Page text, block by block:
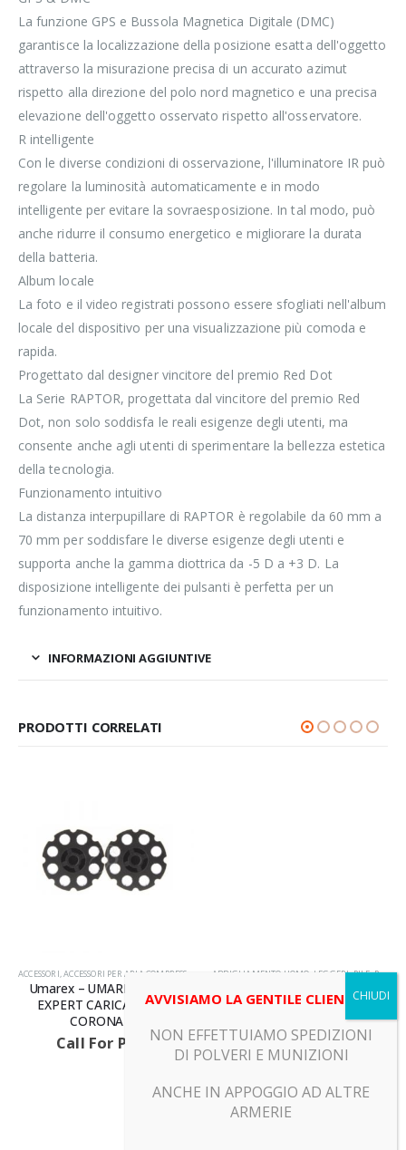
La funzione GPS e Bussola Magnetica Digitale (DMC)
garantisce la localizzazione della posizione esatta dell'oggetto
attraverso la misurazione precisa di un accurato azimut
rispetto alla direzione del polo nord magnetico e una precisa
elevazione dell'oggetto osservato rispetto all'osservatore.
R intelligente
Con le diverse condizioni di osservazione, l'illuminatore IR può
regolare la luminosità automaticamente e in modo
intelligente per evitare la sovraesposizione. In tal modo, può
anche ridurre il consumo energetico e migliorare la durata
della batteria.
Album locale
La foto e il video registrati possono essere sfogliati nell'album
locale del dispositivo per una visualizzazione più comoda e
rapida.
Progettato dal designer vincitore del premio Red Dot
La Serie RAPTOR, progettata dal vincitore del premio Red
Dot, non solo soddisfa le reali esigenze degli utenti, ma
consente anche agli utenti di sperimentare la bellezza estetica
della tecnologia.
Funzionamento intuitivo
La distanza interpupillare di RAPTOR è regolabile da 60 mm a
70 mm per soddisfare le diverse esigenze degli utenti e
supporta anche la gamma diottrica da -5 D a +3 D. La
disposizione intelligente dei pulsanti è perfetta per un
funzionamento intuitivo.
INFORMAZIONI AGGIUNTIVE
PRODOTTI CORRELATI
ACCESSORI,ACCESSORI PER ARIA COMPRESSA PRODOTTI
Umarex – UMAREX UX SPA
EXPERT CARICATORE A
CORONA 8C
Call For Price
ABBIGLIAMENTO UOMO LEGGERI,PILE,PRODOTTI
Beretta – PILE KRUMA
GRIDTECH FLEECE VERDE
Call For Price
AVVISIAMO LA GENTILE CLIENTELA
NON EFFETTUIAMO SPEDIZIONI
DI POLVERI E MUNIZIONI
ANCHE IN APPOGGIO AD ALTRE
ARMERIE